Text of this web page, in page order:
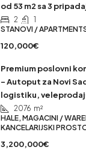
od 53 m2 sa 3
2
1
STANOVI /
120,000€
Premium poslovni
– Autoput za Novi
logistiku,
2076 m²
HALE, MAGACINI /
KANCELARIJSKI
3,200,000€